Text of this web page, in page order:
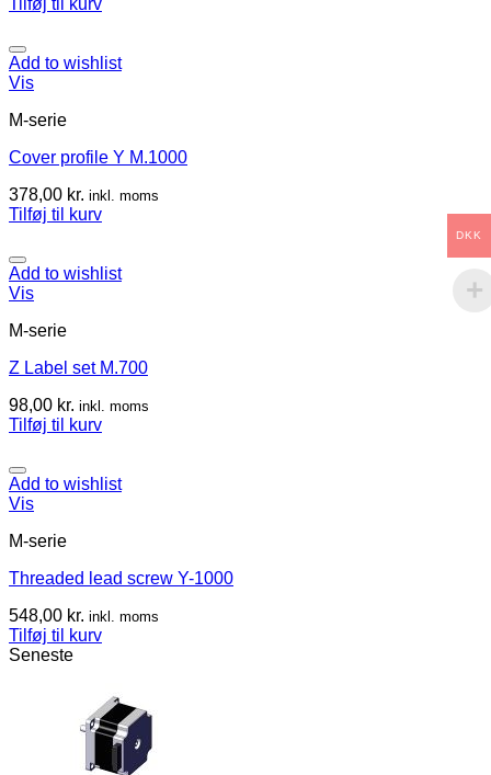
Tilføj til kurv
Add to wishlist
Vis
M-serie
Cover profile Y M.1000
378,00 kr. inkl. moms
Tilføj til kurv
Add to wishlist
Vis
M-serie
Z Label set M.700
98,00 kr. inkl. moms
Tilføj til kurv
Add to wishlist
Vis
M-serie
Threaded lead screw Y-1000
548,00 kr. inkl. moms
Tilføj til kurv
Seneste
DKK